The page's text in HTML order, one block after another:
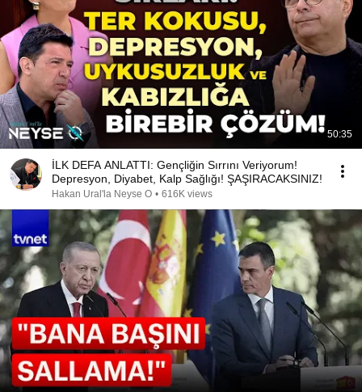
50:35
İLK DEFA ANLATTI: Gençliğin Sırrını Veriyorum!
Depresyon, Diyabet, Kalp Sağlığı! ŞAŞIRACAKSINIZ!
Hakan Ural'la Neyse O • 616K views